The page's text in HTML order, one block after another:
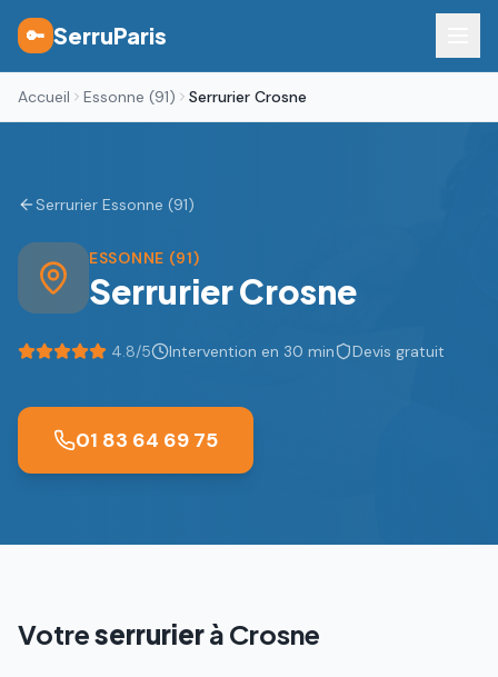
🔑 SerruParis
Accueil Essonne (91) Serrurier Crosne
Serrurier Essonne (91)
ESSONNE (91)
SerrurierCrosne
4.8/5 Intervention en 30 min Devis gratuit
01 83 64 69 75
Votreserrurierà Crosne